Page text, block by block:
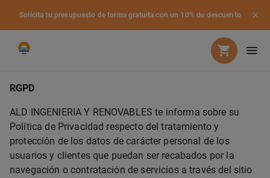
Solicita tu presupuesto de forma gratuita con un 10% de descuento
RGPD
ALD INGENIERIA Y RENOVABLES te informa sobre su
Política de Privacidad respecto del tratamiento y
protección de los datos de carácter personal de los
usuarios y clientes que puedan ser recabados por la
navegación o contratación de servicios a través del sitio